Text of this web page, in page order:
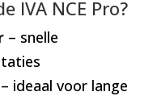
IVA NCE Pro?
– snelle
– ideaal voor lange